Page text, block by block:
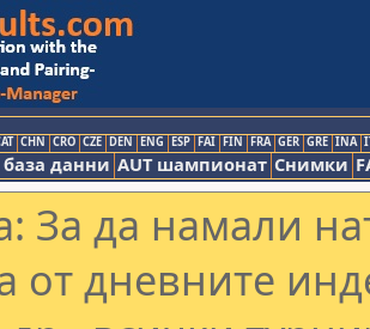
CHN CRO CZE DEN ENG ESP FAI FIN FRA GER GRE INA
данни AUT шампионат Снимки
За да намали
от дневните